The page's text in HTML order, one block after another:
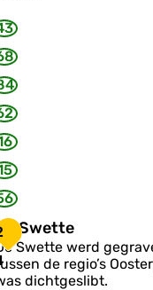
Swette
Swette werd
de regio’s
dichtgeslibt.